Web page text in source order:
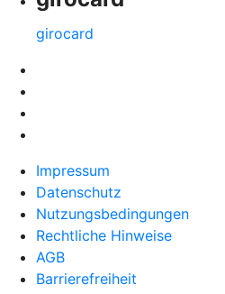
girocard
Impressum
Datenschutz
Nutzungsbedingungen
Rechtliche Hinweise
AGB
Barrierefreiheit